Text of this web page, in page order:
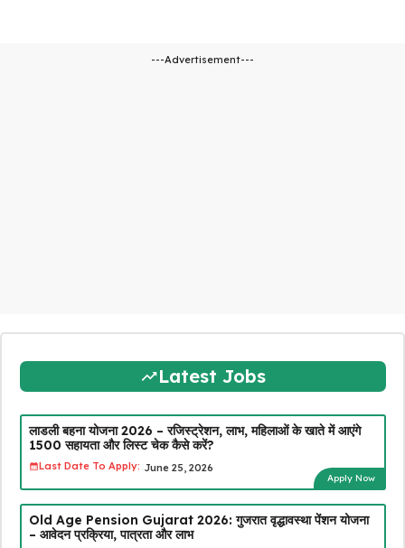
---Advertisement---
Latest Jobs
लाडली बहना योजना 2026 – रजिस्ट्रेशन, लाभ, महिलाओं के खाते में आएंगे
₹1500 सहायता और लिस्ट चेक कैसे करें?
Last Date To Apply: June 25, 2026
Apply Now
Old Age Pension Gujarat 2026: गुजरात वृद्धावस्था पेंशन योजना
– आवेदन प्रक्रिया, पात्रता और लाभ